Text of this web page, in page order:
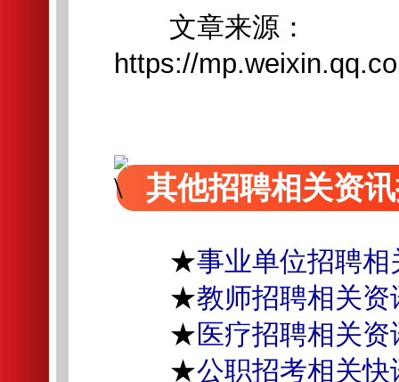
文章来源：
https://
其他招聘相关资
★事业单位招聘相
★教师招聘相关资
★医疗招聘相关资
★公职招考相关快